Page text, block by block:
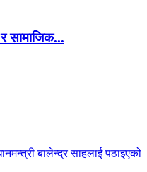
सामाजिक...